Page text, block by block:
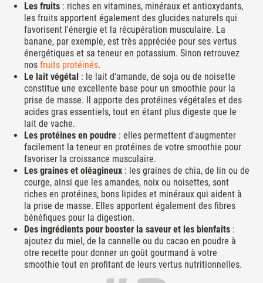
Les fruits : riches en vitamines, minéraux et antioxydants,
les fruits apportent également des glucides naturels qui
favorisent l'énergie et la récupération musculaire. La
banane, par exemple, est très appréciée pour ses vertus
énergétiques et sa teneur en potassium. Sinon retrouvez
nos fruits protéinés.
Le lait végétal : le lait d'amande, de soja ou de noisette
constitue une excellente base pour un smoothie pour la
prise de masse. Il apporte des protéines végétales et des
acides gras essentiels, tout en étant plus digeste que le
lait de vache.
Les protéines en poudre : elles permettent d'augmenter
facilement la teneur en protéines de votre smoothie pour
favoriser la croissance musculaire.
Les graines et oléagineux : les graines de chia, de lin ou de
courge, ainsi que les amandes, noix ou noisettes, sont
riches en protéines, bons lipides et minéraux qui aident à
la prise de masse. Elles apportent également des fibres
bénéfiques pour la digestion.
Des ingrédients pour booster la saveur et les bienfaits :
ajoutez du miel, de la cannelle ou du cacao en poudre à
otre recette pour donner un goût gourmand à votre
smoothie tout en profitant de leurs vertus nutritionnelles.